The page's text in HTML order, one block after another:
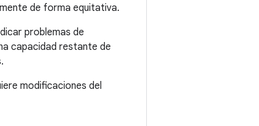
de forma equitativa.
problemas de
capacidad restante de
modificaciones del